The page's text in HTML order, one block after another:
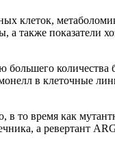
клеток,
также показатели
количества
в клеточные
то время как
а ревертант